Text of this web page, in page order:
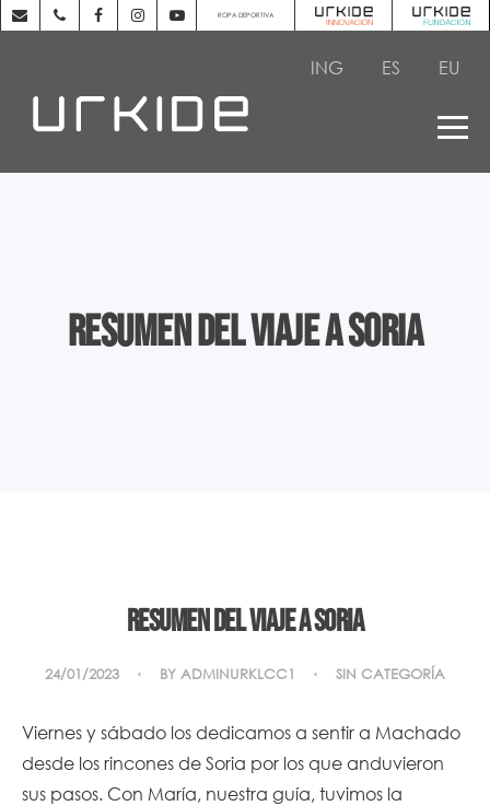
ROPA DEPORTIVA
ING ES EU
Resumen del viaje a Soria
Resumen del viaje a Soria
24/01/2023 BY ADMINURKLCC1 SIN CATEGORÍA
Viernes y sábado los dedicamos a sentir a Machado
desde los rincones de Soria por los que anduvieron
sus pasos. Con María, nuestra guía, tuvimos la